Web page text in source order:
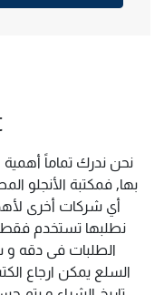
نحن ندرك تماماً
بها, فمكتبة الأنجلو
أي شركات أخرى
نطلبها تستخدم
الطلبات فى دقه و
السلع يمكن ارجاع